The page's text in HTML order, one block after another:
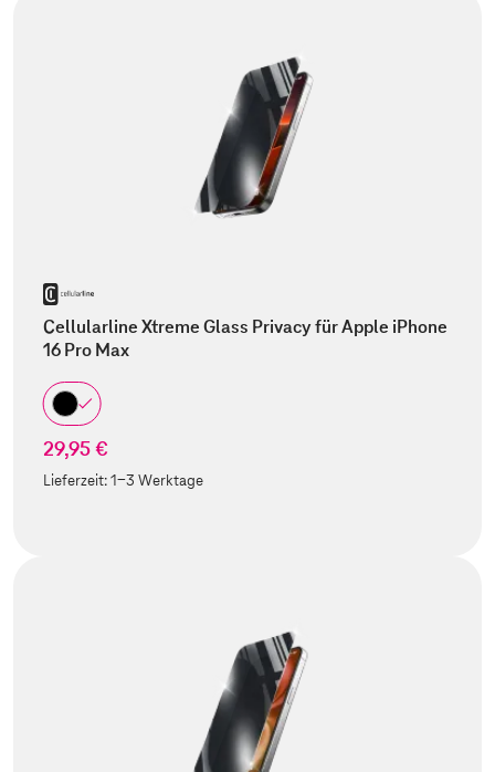
Cellularline Xtreme Glass Privacy für Apple iPhone
16 Pro Max
29,95 €
Lieferzeit:1-3 Werktage